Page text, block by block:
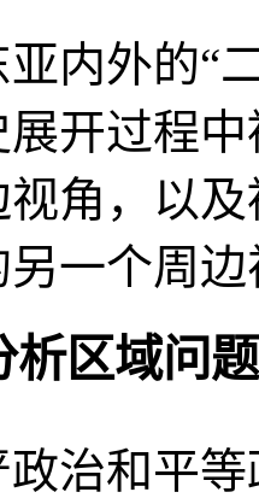
亚内外的“
开过程
角，以
一个周
析区域问题
政治和平